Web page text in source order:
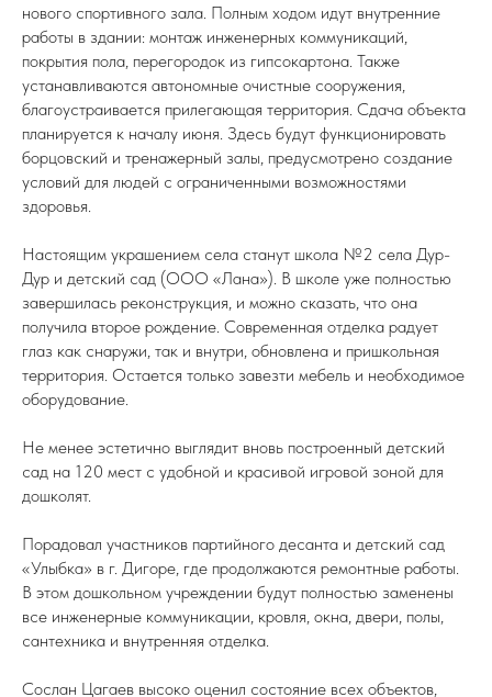
нового спортивного зала. Полным ходом идут внутренние
работы в здании: монтаж инженерных коммуникаций,
покрытия пола, перегородок из гипсокартона. Также
устанавливаются автономные очистные сооружения,
благоустраивается прилегающая территория. Сдача объекта
планируется к началу июня. Здесь будут функционировать
борцовский и тренажерный залы, предусмотрено создание
условий для людей с ограниченными возможностями
здоровья.
Настоящим украшением села станут школа №2 села Дур-
Дур и детский сад (ООО «Лана»). В школе уже полностью
завершилась реконструкция, и можно сказать, что она
получила второе рождение. Современная отделка радует
глаз как снаружи, так и внутри, обновлена и пришкольная
территория. Остается только завезти мебель и необходимое
оборудование.
Не менее эстетично выглядит вновь построенный детский
сад на 120 мест с удобной и красивой игровой зоной для
дошколят.
Порадовал участников партийного десанта и детский сад
«Улыбка» в г. Дигоре, где продолжаются ремонтные работы.
В этом дошкольном учреждении будут полностью заменены
все инженерные коммуникации, кровля, окна, двери, полы,
сантехника и внутренняя отделка.
Сослан Цагаев высоко оценил состояние всех объектов,